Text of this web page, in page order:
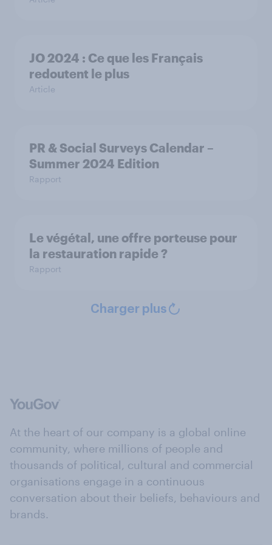
JO 2024 : Ce que les Français
redoutent le plus
Article
PR & Social Surveys Calendar –
Summer 2024 Edition
Rapport
Le végétal, une offre porteuse pour
la restauration rapide ?
Rapport
Charger plus
At the heart of our company is a global online
community, where millions of people and
thousands of political, cultural and commercial
organisations engage in a continuous
conversation about their beliefs, behaviours and
brands.